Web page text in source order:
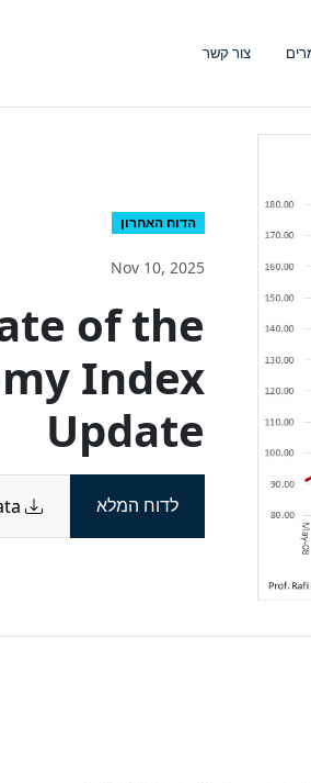
צור קשר
הדוח האחרון
Nov 10, 2025
of the
Index
Update
לדוח המלא